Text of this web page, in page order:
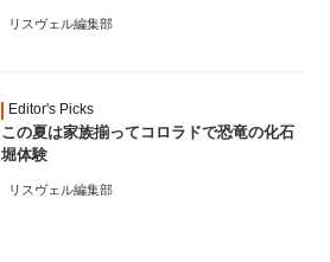
リスヴェル編集部
Editor's Picks
この夏は家族揃ってコロラドで恐竜の化石
堀体験
リスヴェル編集部